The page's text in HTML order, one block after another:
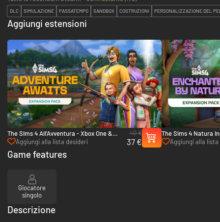
DLC SIMULAZIONE PASSATEMPO SANDBOX COSTRUZIONI PERSONALIZZAZIONE DEL
Aggiungi estensioni
The Sims 4 All'Avventura - Xbox One &
Xbox Series X|S
Aggiungi alla lista desideri
40 €
37 €
The Sims 4 Natura
One & Xbox Series
Aggiungi alla lista
Game features
Giocatore
singolo
Descrizione